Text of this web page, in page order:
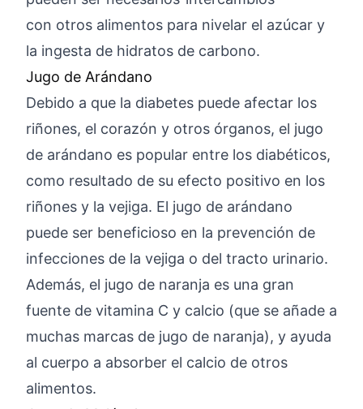
con otros alimentos para nivelar el azúcar y
la ingesta de hidratos de carbono.
Jugo de Arándano
Debido a que la diabetes puede afectar los
riñones, el corazón y otros órganos, el jugo
de arándano es popular entre los diabéticos,
como resultado de su efecto positivo en los
riñones y la vejiga. El jugo de arándano
puede ser beneficioso en la prevención de
infecciones de la vejiga o del tracto urinario.
Además, el jugo de naranja es una gran
fuente de vitamina C y calcio (que se añade a
muchas marcas de jugo de naranja), y ayuda
al cuerpo a absorber el calcio de otros
alimentos.